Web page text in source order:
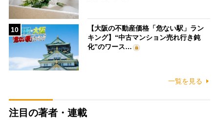
10
【大阪の不動産価格「危ない駅」ラン
キング】“中古マンション売れ行き鈍
化”のワース…
一覧を見る
注目の著者・連載